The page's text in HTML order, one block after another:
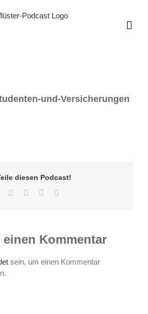
und-Versicherungen
diesen Podcast!
Facebook
TwitterLinkedIn
Kommentar
sein, um einen Kommentar